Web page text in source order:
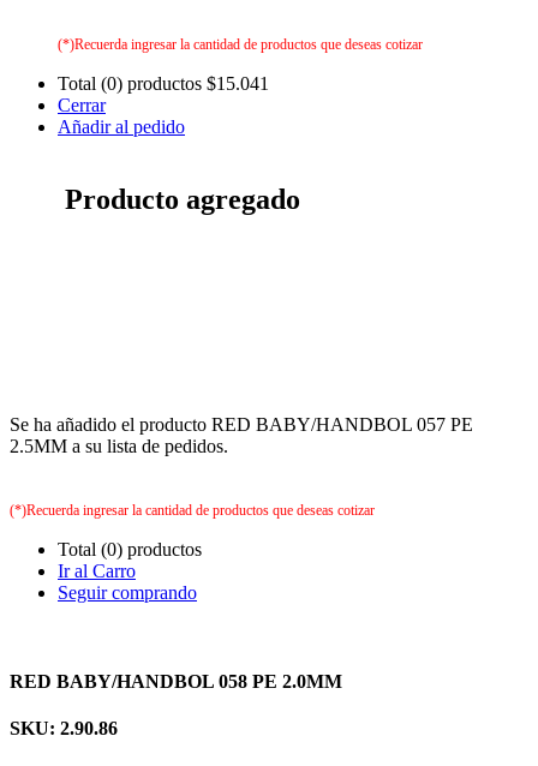
(*)Recuerda ingresar la cantidad de productos que deseas cotizar
Total (0) productos $15.041
Cerrar
Añadir al pedido
Producto agregado
Se ha añadido el producto RED BABY/HANDBOL 057 PE
2.5MM a su lista de pedidos.
(*)Recuerda ingresar la cantidad de productos que deseas cotizar
Total (0) productos
Ir al Carro
Seguir comprando
RED BABY/HANDBOL 058 PE 2.0MM
SKU: 2.90.86